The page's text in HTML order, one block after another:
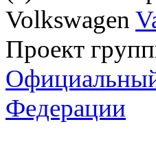
Volkswagen
Проект
Федерации